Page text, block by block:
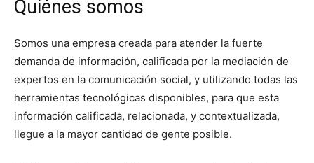
Quiénes somos
Somos una empresa creada para atender la fuerte
demanda de información, calificada por la mediación de
expertos en la comunicación social, y utilizando todas las
herramientas tecnológicas disponibles, para que esta
información calificada, relacionada, y contextualizada,
llegue a la mayor cantidad de gente posible.